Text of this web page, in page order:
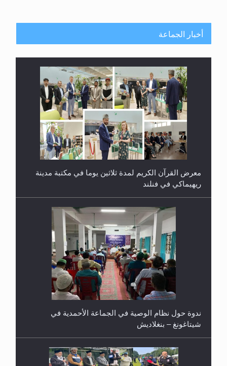
أخبار الجماعة
معرض القرآن الكريم لمدة ثلاثين يوما في مكتبة مدينة
ريهيماكي في فنلند
ندوة حول نظام الوصية في الجماعة الأحمدية في
شيتاغونغ – بنغلاديش